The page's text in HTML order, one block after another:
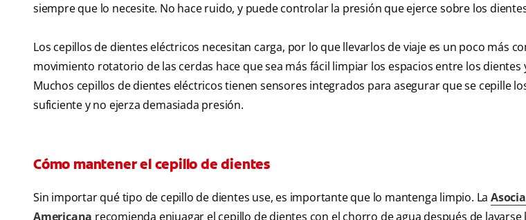
siempre que lo necesite. No hace ruido, y puede controlar la presión que ejerce sobre los
Los cepillos de dientes eléctricos necesitan carga, por lo que llevarlos de viaje es un poco más
movimiento rotatorio de las cerdas hace que sea más fácil limpiar los espacios entre los dientes
Muchos cepillos de dientes eléctricos tienen sensores integrados para asegurar que se cepille
suficiente y no ejerza demasiada presión.
Cómo mantener el cepillo de dientes
Sin importar qué tipo de cepillo de dientes use, es importante que lo mantenga limpio. La
Americana recomienda enjuagar el cepillo de dientes con el chorro de agua después de